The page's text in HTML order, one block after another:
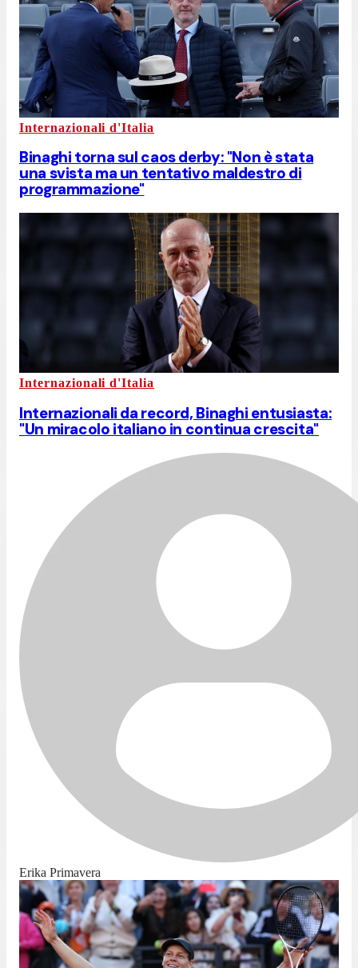
Internazionali d'Italia
Binaghi torna sul caos derby: "Non è stata
una svista ma un tentativo maldestro di
programmazione"
Internazionali d'Italia
Internazionali da record, Binaghi entusiasta:
"Un miracolo italiano in continua crescita"
Erika Primavera